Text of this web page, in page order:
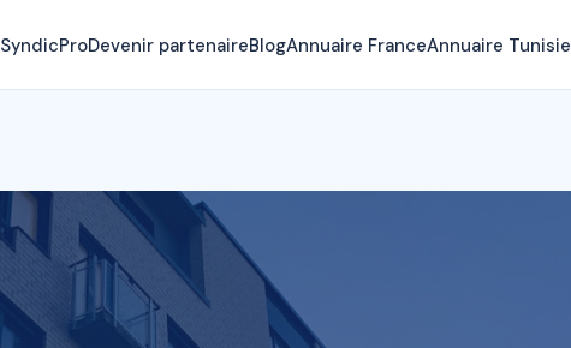
SyndicProDevenir partenaireBlogAnnuaire FranceAnnuaire Tunisie